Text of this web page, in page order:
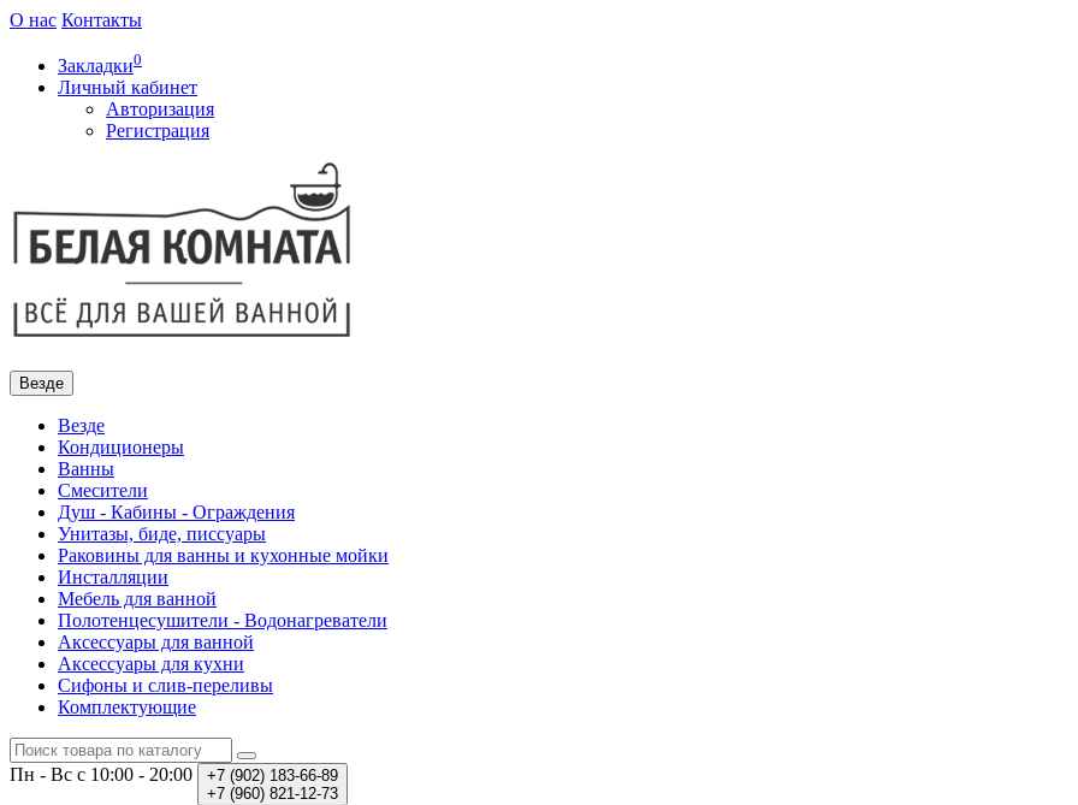
О нас Контакты
Закладки0
Личный кабинет
Авторизация
Регистрация
Везде
Везде
Кондиционеры
Ванны
Смесители
Душ - Кабины - Ограждения
Унитазы, биде, писсуары
Раковины для ванны и кухонные мойки
Инсталляции
Мебель для ванной
Полотенцесушители - Водонагреватели
Аксессуары для ванной
Аксессуары для кухни
Сифоны и слив-переливы
Комплектующие
Пн - Вс с 10:00 - 20:00 +7 (902) 183-66-89
+7 (960) 821-12-73